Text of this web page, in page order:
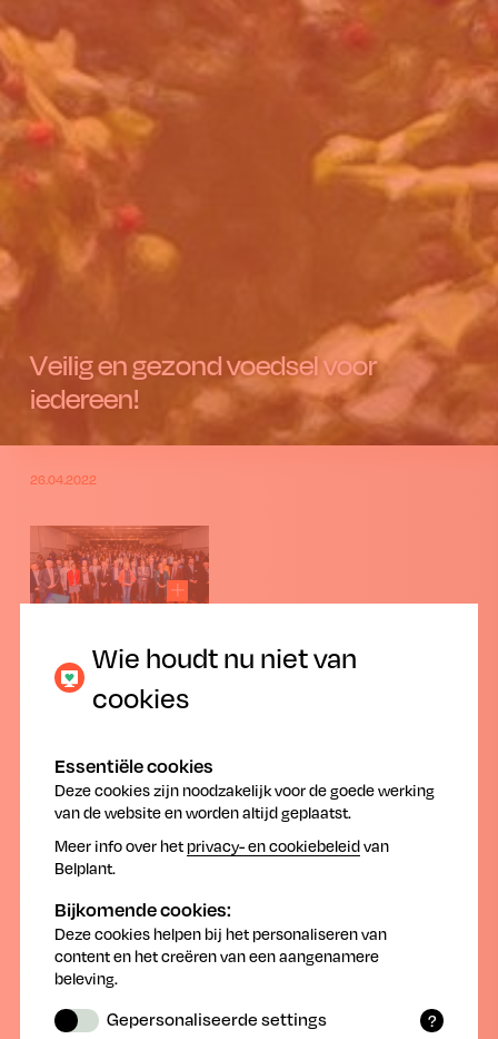
Veilig en gezond voedsel voor
iedereen!
26.04.2022
Chemie en kunststoffen spelen cruciale rol
in Vlaams transitieplan voor circulaire
economie
Van Vlaanderen een Europese koploper maken in de
circulaire economie, waarbij afval de nieuwe
grondstof is en er meer en beter wordt gerecycleerd.
Die ambitie is uitgesproken op de Vlaamse Circular
State of the Union. In die circulaire toekomst zullen
chemie en kunststoffen een cruciale rol spelen.
Sectorfederatie essenscia vlaanderen ondertekende
daarom als stuurgroeplid van Vlaanderen Circulair de
engagementsverklaring om de circulaire transitie van
Samen met de Openbare Vlaamse
Wie houdt nu niet van
cookies
Essentiële cookies
Deze cookies zijn noodzakelijk voor de goede werking
van de website en worden altijd geplaatst.
Meer info over het privacy- en cookiebeleidvan
Belplant.
Bijkomende cookies:
Deze cookies helpen bij het personaliseren van
content en het creëren van een aangenamere
beleving.
?
Gepersonaliseerde settings